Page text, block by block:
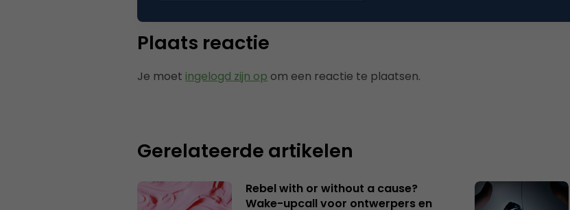
Plaats reactie
Je moet ingelogd zijn op om een reactie te plaatsen.
Gerelateerde artikelen
Rebel with or without a cause?
Wake-upcall voor ontwerpers en